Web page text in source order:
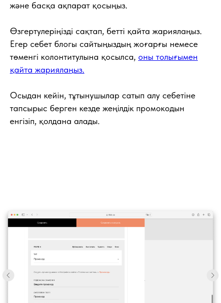
және басқа ақпарат қосыңыз.
Өзгертулеріңізді сақтап, бетті қайта жариялаңыз.
Егер себет блогы сайтыңыздың жоғарғы немесе
төменгі колонтитулына қосылса, оны толығымен
қайта жариялаңыз.
Осыдан кейін, тұтынушылар сатып алу себетіне
тапсырыс берген кезде жеңілдік промокодын
енгізіп, қолдана алады.